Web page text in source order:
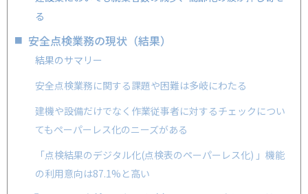
る
安全点検業務の現状（結果）
結果のサマリー
安全点検業務に関する課題や困難は多岐にわたる
建機や設備だけでなく作業従事者に対するチェックについ
てもペーパーレス化のニーズがある
「点検結果のデジタル化(点検表のペーパーレス化) 」機能
の利用意向は87.1%と高い